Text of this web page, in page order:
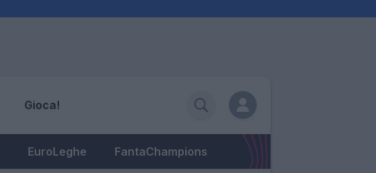
Gioca!
EuroLeghe FantaChampions